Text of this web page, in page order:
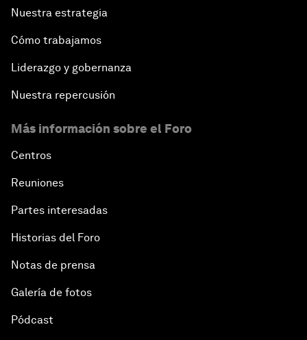
Nuestra estrategia
Cómo trabajamos
Liderazgo y gobernanza
Nuestra repercusión
Más información sobre el Foro
Centros
Reuniones
Partes interesadas
Historias del Foro
Notas de prensa
Galería de fotos
Pódcast